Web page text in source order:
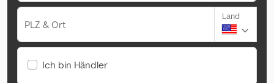
PLZ & Ort
Land
Ich bin Händler